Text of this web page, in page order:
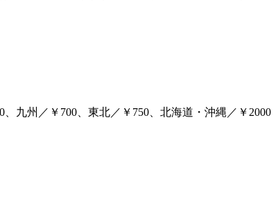
九州／￥700、東北／￥750、北海道・沖縄／￥2000